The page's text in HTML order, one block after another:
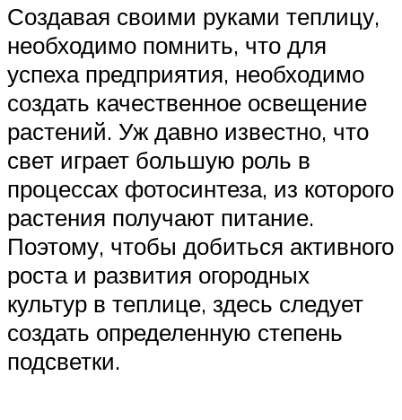
Создавая своими руками теплицу,
необходимо помнить, что для
успеха предприятия, необходимо
создать качественное освещение
растений. Уж давно известно, что
свет играет большую роль в
процессах фотосинтеза, из которого
растения получают питание.
Поэтому, чтобы добиться активного
роста и развития огородных
культур в теплице, здесь следует
создать определенную степень
подсветки.